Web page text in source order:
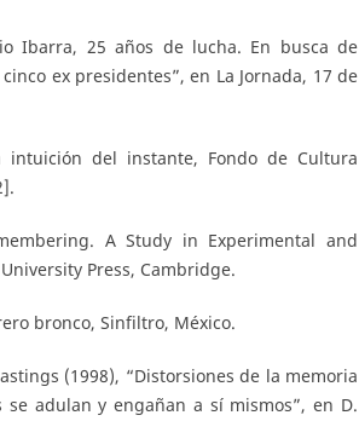
Ibarra, 25 años de lucha. En busca de
ex presidentes”, en La Jornada, 17 de
intuición del instante, Fondo de Cultura
A Study in Experimental and
Press, Cambridge.
bronco, Sinfiltro, México.
(1998), “Distorsiones de la memoria
adulan y engañan a sí mismos”, en D.